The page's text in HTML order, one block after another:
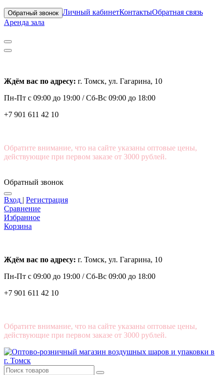
Обратный звонок Личный кабинетКонтактыОбратная связь
Аренда зала
Ждём вас по адресу: г. Томск, ул. Гагарина, 10
Пн-Пт с 09:00 до 19:00 /Сб-Вс 09:00 до 18:00
+7 901 611 42 10
Обратите внимание, что на сайте указаны оптовые цены,
действующие при первом заказе от 3000 рублей.
Обратный звонок
Вход | Регистрация
Сравнение
Избранное
Корзина
Ждём вас по адресу: г. Томск, ул. Гагарина, 10
Пн-Пт с 09:00 до 19:00 /Сб-Вс 09:00 до 18:00
+7 901 611 42 10
Обратите внимание, что на сайте указаны оптовые цены,
действующие при первом заказе от 3000 рублей.